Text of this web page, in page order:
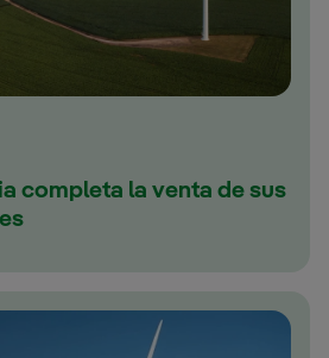
completa la venta de sus